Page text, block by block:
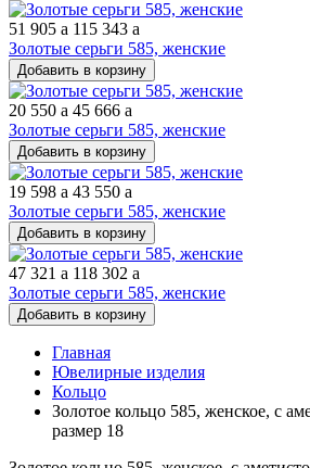
51 905 a 115 343 a
Золотые серьги 585, женские
Добавить в корзину
20 550 a 45 666 a
Золотые серьги 585, женские
Добавить в корзину
19 598 a 43 550 a
Золотые серьги 585, женские
Добавить в корзину
47 321 a 118 302 a
Золотые серьги 585, женские
Добавить в корзину
Главная
Ювелирные изделия
Кольцо
Золотое кольцо 585, женское, с
размер 18